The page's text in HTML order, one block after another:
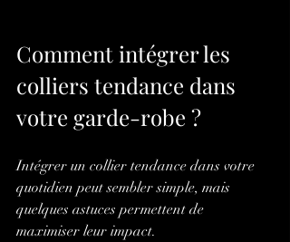
Comment intégrer les
colliers tendance dans
votre garde-robe ?
Intégrer un collier tendance dans votre
quotidien peut sembler simple, mais
quelques astuces permettent de
maximiser leur impact.